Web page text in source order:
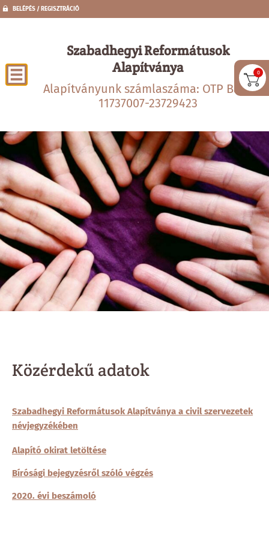
BELÉPÉS / REGISZTRÁCIÓ
0
Szabadhegyi Reformátusok
Alapítványa
Alapítványunk számlaszáma: OTP Bank
11737007-23729423
Közérdekű adatok
Szabadhegyi Reformátusok Alapítványa a civil szervezetek
névjegyzékében
Alapító okirat letöltése
Bírósági bejegyzésről szóló végzés
2020. évi beszámoló